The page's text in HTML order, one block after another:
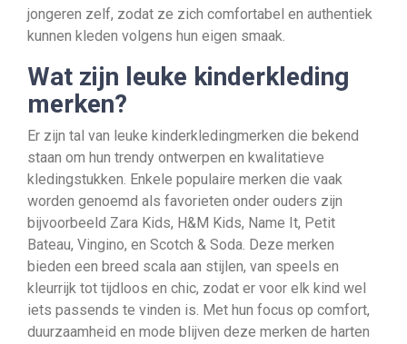
jongeren zelf, zodat ze zich comfortabel en authentiek
kunnen kleden volgens hun eigen smaak.
Wat zijn leuke kinderkleding
merken?
Er zijn tal van leuke kinderkledingmerken die bekend
staan om hun trendy ontwerpen en kwalitatieve
kledingstukken. Enkele populaire merken die vaak
worden genoemd als favorieten onder ouders zijn
bijvoorbeeld Zara Kids, H&M Kids, Name It, Petit
Bateau, Vingino, en Scotch & Soda. Deze merken
bieden een breed scala aan stijlen, van speels en
kleurrijk tot tijdloos en chic, zodat er voor elk kind wel
iets passends te vinden is. Met hun focus op comfort,
duurzaamheid en mode blijven deze merken de harten